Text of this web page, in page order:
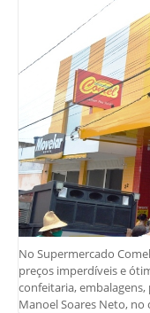
No Supermercado
preços imperdíveis e
confeitaria, embalagens,
Manoel Soares Neto, no